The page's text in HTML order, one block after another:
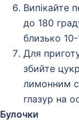
Випікайте
до 180
близько
Для
збийте
лимонним
глазур на
Булочки